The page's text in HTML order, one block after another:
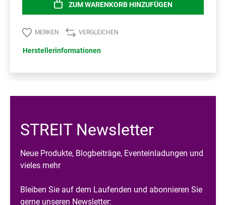
ZUM WARENKORB HINZUFÜGEN
MERKEN VERGLEICHEN
Herstellerinformationen
STREIT Newsletter
Neue Produkte, Blogbeiträge, Eventeinladungen und
vieles mehr
Bleiben Sie auf dem Laufenden und abonnieren Sie
gerne unseren Newsletter: